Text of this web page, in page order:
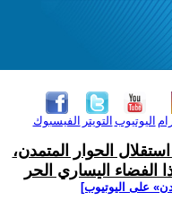
الفيسبوك التويتر اليوتيوب
الحوار المتمدن،
اليساري الحر
على اليوتيوب]